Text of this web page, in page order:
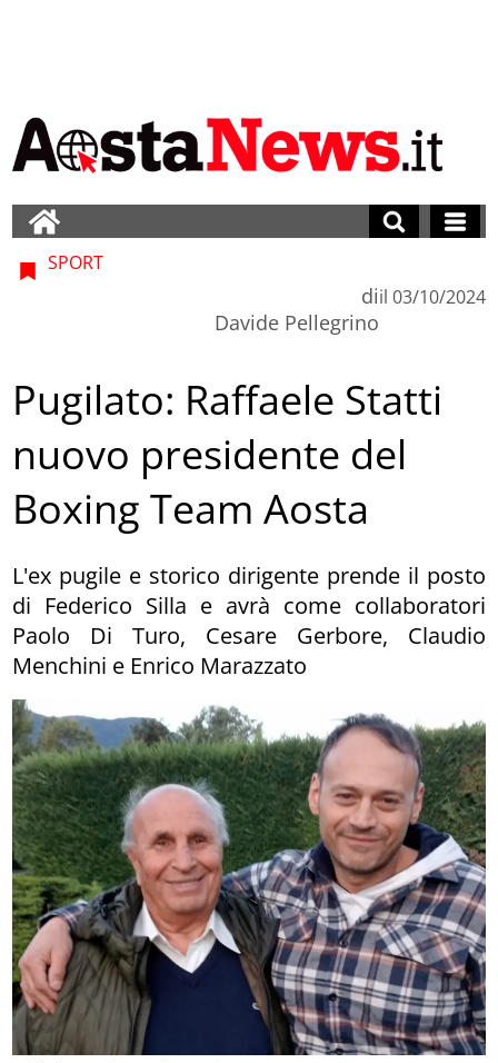
SPORT
di
Davide Pellegrino
il 03/10/2024
Pugilato: Raffaele Statti
nuovo presidente del
Boxing Team Aosta
L'ex pugile e storico dirigente prende il posto
di Federico Silla e avrà come collaboratori
Paolo Di Turo, Cesare Gerbore, Claudio
Menchini e Enrico Marazzato